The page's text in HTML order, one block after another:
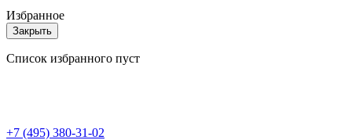
Избранное
Закрыть
Список избранного пуст
+7 (495) 380-31-02